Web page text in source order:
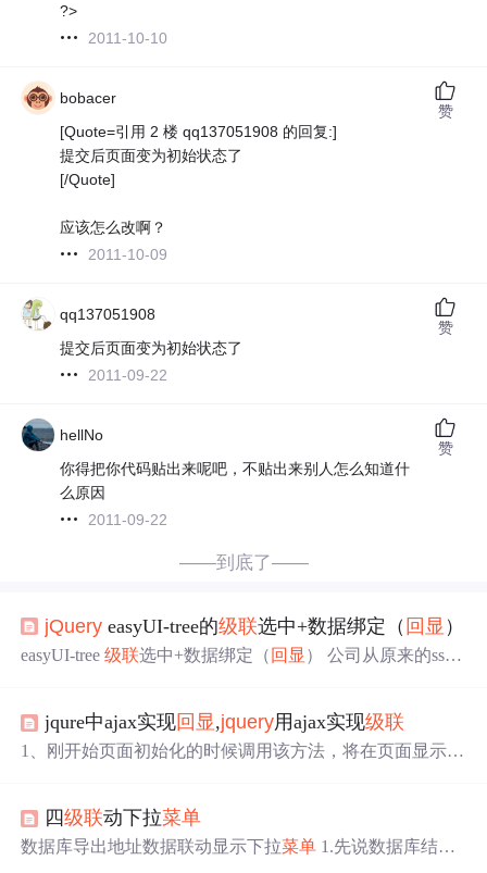
?>
2011-10-10
bobacer
[Quote=引用 2 楼 qq137051908 的回复:]
提交后页面变为初始状态了
[/Quote]
应该怎么改啊？
2011-10-09
赞
qq137051908
提交后页面变为初始状态了
2011-09-22
赞
hellNo
你得把你代码贴出来呢吧，不贴出来别人怎么知道什
么原因
2011-09-22
赞
——到底了——
jQuery easyUI-tree的级联选中+数据绑定（ 回显 ）
easyUI-tree级联选中+数据绑定（ 回显 ） 公司从原来的ssm
不能正常使用。 这里纪录一下tree这个控件的坑。 公司需
求：角色授权的菜单需要级联选中，父节点选中则子孙节
jqure中ajax实现回显,jquery用ajax实现级联
1、刚开始页面初始化的时候调用该方法，将在页面显示初
he: false, //不从缓存中取数据data:{pid:2},//发送的参数typ
e:'Get',//请求类型dataType:'json',//返回类型是JS...
四级联动下拉菜单
数据库导出地址数据联动显示下拉菜单 1.先说数据库结构,